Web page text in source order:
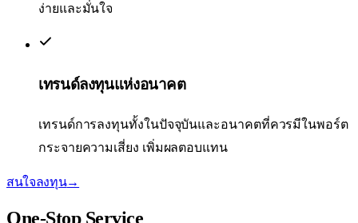
ง่ายและมั่นใจ
เทรนด์ลงทุนแห่งอนาคต
เทรนด์การลงทุนทั้งในปัจจุบันและอนาคตที่ควรมีในพอร์ต
กระจายความเสี่ยง เพิ่มผลตอบแทน
สนใจลงทุน→
One-Stop Service